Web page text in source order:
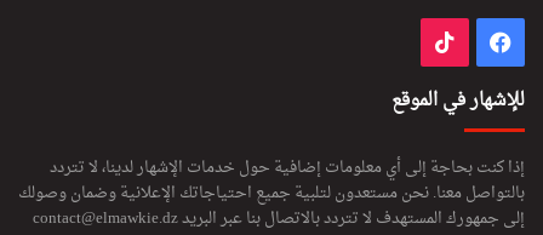
فيسبوك
للإشهار في الموقع
إذا كنت بحاجة إلى أي معلومات إضافية حول خدمات الإشهار لدينا، لا تتردد
بالتواصل معنا. نحن مستعدون لتلبية جميع احتياجاتك الإعلانية وضمان وصولك
إلى جمهورك المستهدف لا تتردد بالاتصال بنا عبر البريدcontact@elmawkie.dz